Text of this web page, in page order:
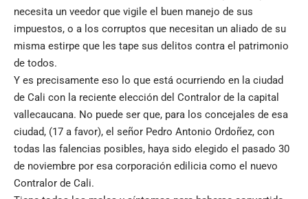
necesita un veedor que vigile el buen manejo de sus
impuestos, o a los corruptos que necesitan un aliado de su
misma estirpe que les tape sus delitos contra el patrimonio
de todos.
Y es precisamente eso lo que está ocurriendo en la ciudad
de Cali con la reciente elección del Contralor de la capital
vallecaucana. No puede ser que, para los concejales de esa
ciudad, (17 a favor), el señor Pedro Antonio Ordoñez, con
todas las falencias posibles, haya sido elegido el pasado 30
de noviembre por esa corporación edilicia como el nuevo
Contralor de Cali.